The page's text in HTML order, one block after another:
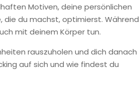
Motiven, deine persönlichen
die du machst, optimierst. Während
mit deinem Körper tun.
rauszuholen und dich danach
auf sich und wie findest du